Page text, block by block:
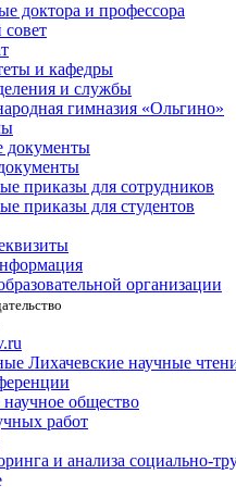
доктора и профессора
и кафедры
и службы
гимназия «Ольгино»
документы
приказы для сотрудников
приказы для студентов
организации
Лихачевские научные
научное общество
работ
и анализа социально-